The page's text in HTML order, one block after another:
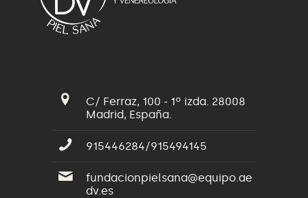
C/ Ferraz, 100 - 1º izda. 28008
Madrid, España.
915446284/915494145
fundacionpielsana@equipo.ae
dv.es